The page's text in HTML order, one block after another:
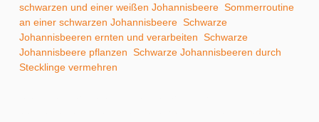
schwarzen und einer weißen Johannisbeere ,Sommerroutine
an einer schwarzen Johannisbeere ,Schwarze
Johannisbeeren ernten und verarbeiten ,Schwarze
Johannisbeere pflanzen ,Schwarze Johannisbeeren durch
Stecklinge vermehren